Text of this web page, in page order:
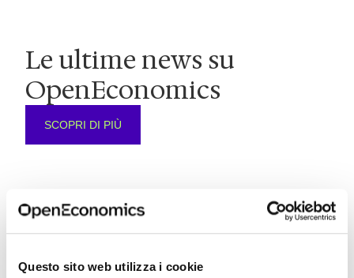
Questo sito web utilizza i cookie
Le ultime news su
OpenEconomics
SCOPRI DI PIÙ